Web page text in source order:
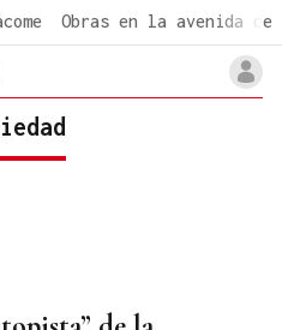
Obras en la avenida de